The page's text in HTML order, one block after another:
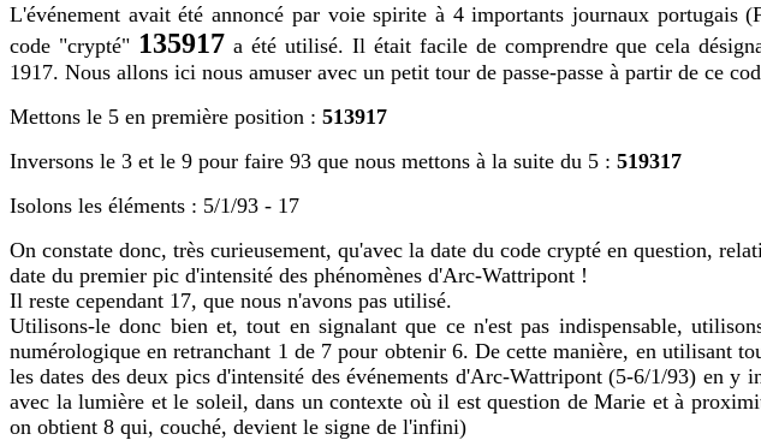
L'événement avait été annoncé par voie spirite à 4 importants journaux portugais
code "crypté" 135917 a été utilisé. Il était facile de comprendre que cela
1917. Nous allons ici nous amuser avec un petit tour de passe-passe à partir de ce
Mettons le 5 en première position : 513917
Inversons le 3 et le 9 pour faire 93 que nous mettons à la suite du 5 : 519317
Isolons les éléments : 5/1/93 - 17
On constate donc, très curieusement, qu'avec la date du code crypté en question,
date du premier pic d'intensité des phénomènes d'Arc-Wattripont !
Il reste cependant 17, que nous n'avons pas utilisé.
Utilisons-le donc bien et, tout en signalant que ce n'est pas indispensable,
numérologique en retranchant 1 de 7 pour obtenir 6. De cette manière, en utilisant
les dates des deux pics d'intensité des événements d'Arc-Wattripont (5-6/1/93) en y
avec la lumière et le soleil, dans un contexte où il est question de Marie et à
on obtient 8 qui, couché, devient le signe de l'infini)